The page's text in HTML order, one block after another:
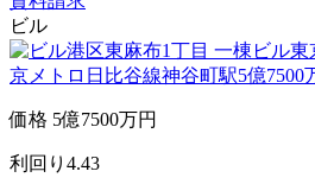
ビル
価格 5億7500万円
利回り 4.43